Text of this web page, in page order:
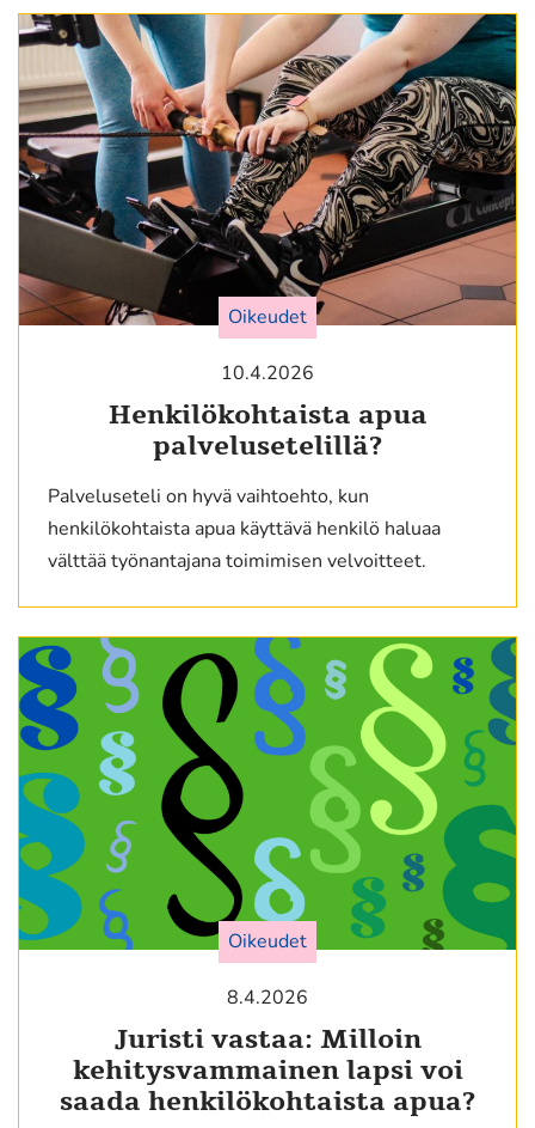
Oikeudet
10.4.2026
Henkilökohtaista apua
palvelusetelillä?
Palveluseteli on hyvä vaihtoehto, kun
henkilökohtaista apua käyttävä henkilö haluaa
välttää työnantajana toimimisen velvoitteet.
Oikeudet
8.4.2026
Juristi vastaa: Milloin
kehitysvammainen lapsi voi
saada henkilökohtaista apua?